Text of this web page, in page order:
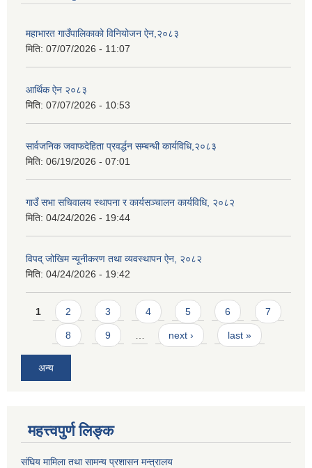
महाभारत गाउँपालिकाको विनियोजन ऐन,२०८३
मिति: 07/07/2026 - 11:07
आर्थिक ऐन २०८३
मिति: 07/07/2026 - 10:53
सार्वजनिक जवाफदेहिता प्रवर्द्धन सम्बन्धी कार्यविधि,२०८३
मिति: 06/19/2026 - 07:01
गाउँ सभा सचिवालय स्थापना र कार्यसञ्चालन कार्यविधि, २०८२
मिति: 04/24/2026 - 19:44
विपद् जोखिम न्यूनीकरण तथा व्यवस्थापन ऐन, २०८२
मिति: 04/24/2026 - 19:42
Pages
1 2 3 4 5 6 7
8 9 next › last »
अन्य
महत्त्वपुर्ण लिङ्क
संघिय मामिला तथा सामन्य प्रशासन मन्त्रालय